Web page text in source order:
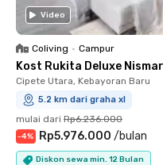
Video
Coliving • Campur
Kost Rukita Deluxe
Cipete Utara, Kebayoran Baru
5.2 km dari graha xl
mulai dari Rp6.236.000
-4% Rp5.976.000 /bulan
Diskon sewa min. 12 Bulan